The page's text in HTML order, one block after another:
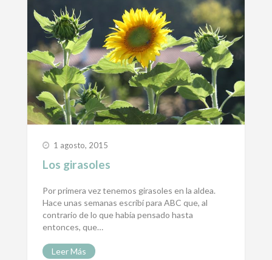
1 agosto, 2015
Los girasoles
Por primera vez tenemos girasoles en la aldea.
Hace unas semanas escribí para ABC que, al
contrario de lo que había pensado hasta
entonces, que…
Leer Más